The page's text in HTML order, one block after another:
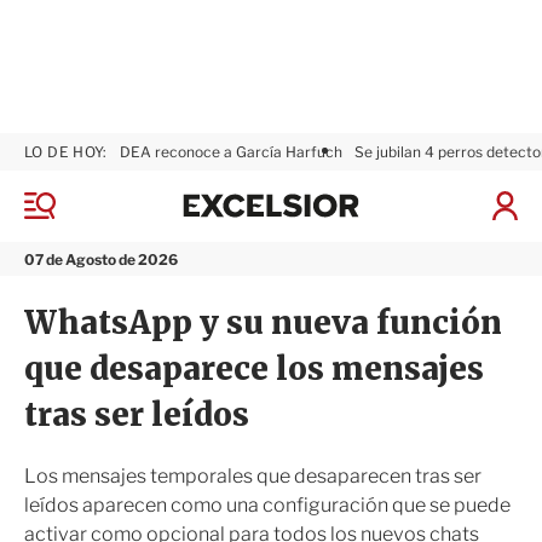
M
n
07 de Agosto de 2026
LO DE HOY: DEA reconoce a García Harfuch Se jubilan 4 perros
I
x
i
r
WhatsApp y su nueva función
que desaparece los mensajes
tras ser leídos
Los mensajes temporales que desaparecen tras ser
leídos aparecen como una configuración que se puede
activar como opcional para todos los nuevos chats